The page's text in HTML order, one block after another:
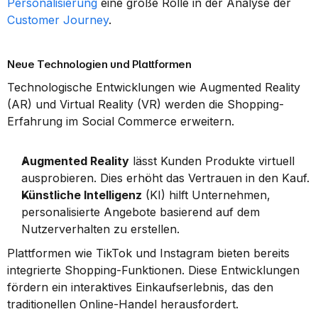
Personalisierung
Customer Journey.
Neue Technologien und Plattformen
Technologische Entwicklungen wie Augmented Reality
(AR) und Virtual Reality (VR) werden die Shopping-
Erfahrung im Social Commerce erweitern.
Augmented Reality lässt Kunden Produkte virtuell
ausprobieren. Dies erhöht das Vertrauen in den Kauf.
Künstliche Intelligenz (KI) hilft Unternehmen,
personalisierte Angebote basierend auf dem
Nutzerverhalten zu erstellen.
Plattformen wie TikTok und Instagram bieten bereits
integrierte Shopping-Funktionen. Diese Entwicklungen
fördern ein interaktives Einkaufserlebnis, das den
traditionellen Online-Handel herausfordert.